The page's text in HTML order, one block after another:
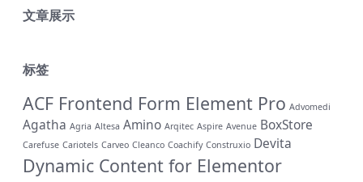
文章展示
标签
ACF Frontend Form Element Pro Advomedi
Agatha Agria Altesa Amino Arqitec Aspire Avenue BoxStore
Carefuse Cariotels Carveo Cleanco Coachify Construxio Devita
Dynamic Content for Elementor